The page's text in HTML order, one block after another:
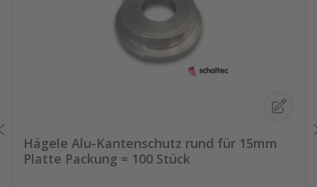
Hägele Alu-Kantenschutz rund für 15mm
Platte Packung = 100 Stück